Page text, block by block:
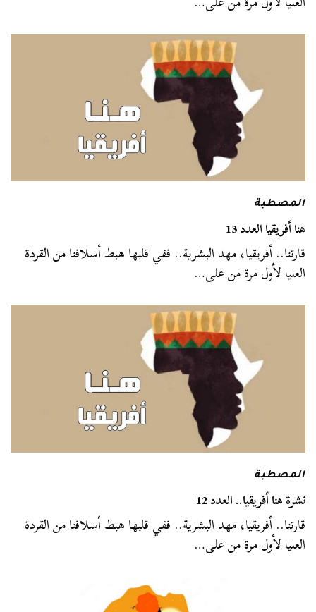
المصطبة
هنا أفريقيا العدد 13
قارتنا.. أفريقيا، مهد البشرية.. ففي قلبها هبط أسلافنا من القردة
العليا لأول مرة من على…
المصطبة
نشرة هنا أفريقيا.. العدد 12
قارتنا.. أفريقيا، مهد البشرية.. ففي قلبها هبط أسلافنا من القردة
العليا لأول مرة من على…